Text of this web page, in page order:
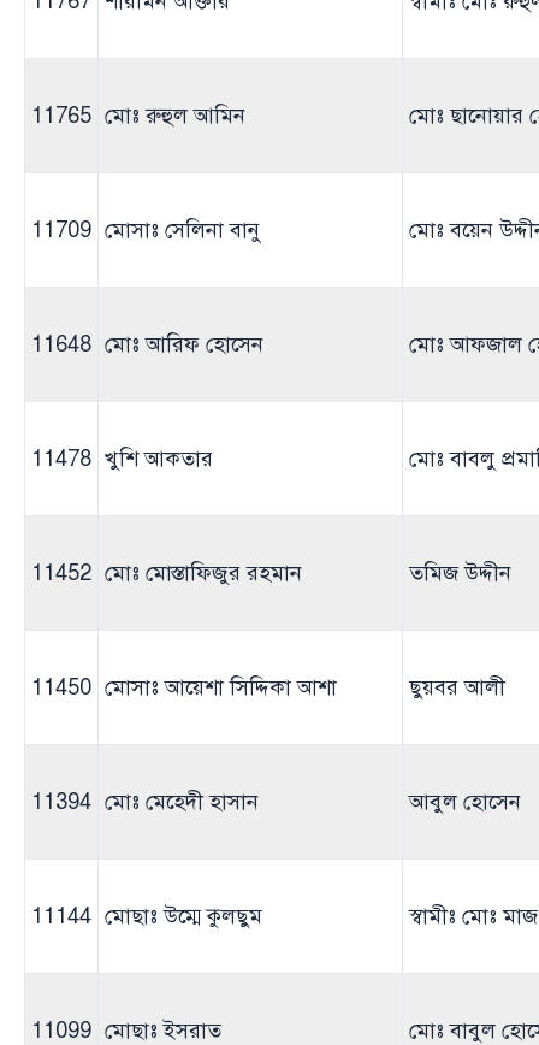
11765 মোঃ রুহুল আমিন মোঃ ছানোয়ার
11709 মোসাঃ সেলিনা বানু মোঃ বয়েন
11648 মোঃ আরিফ হোসেন মোঃ আফজাল
11478 খুশি আকতার মোঃ বাবলু
11452 মোঃ মোস্তাফিজুর রহমান তমিজ উদ্দীন
11450 মোসাঃ আয়েশা সিদ্দিকা আশা ছুয়বর আলী
11394 মোঃ মেহেদী হাসান আবুল হোসেন
11144 মোছাঃ উম্মে কুলছুম স্বামীঃ মোঃ
11099 মোছাঃ ইসরাত মোঃ বাবুল